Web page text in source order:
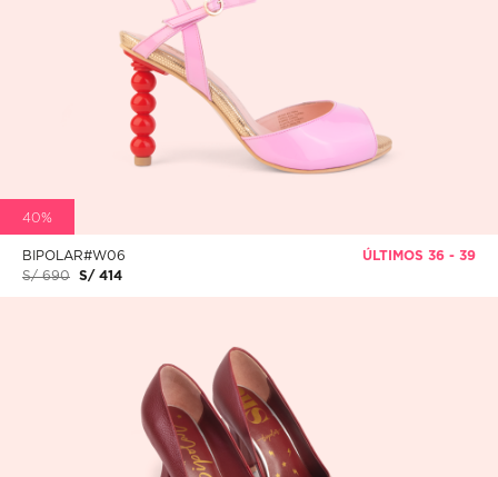
40%
BIPOLAR#W06
S/ 690
S/ 414
ÚLTIMOS 36 - 39